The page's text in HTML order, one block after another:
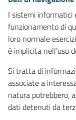
I sistemi informatici
funzionamento di
loro normale
è implicita nell’uso
Si tratta di
associate a
natura potrebbero,
dati detenuti da